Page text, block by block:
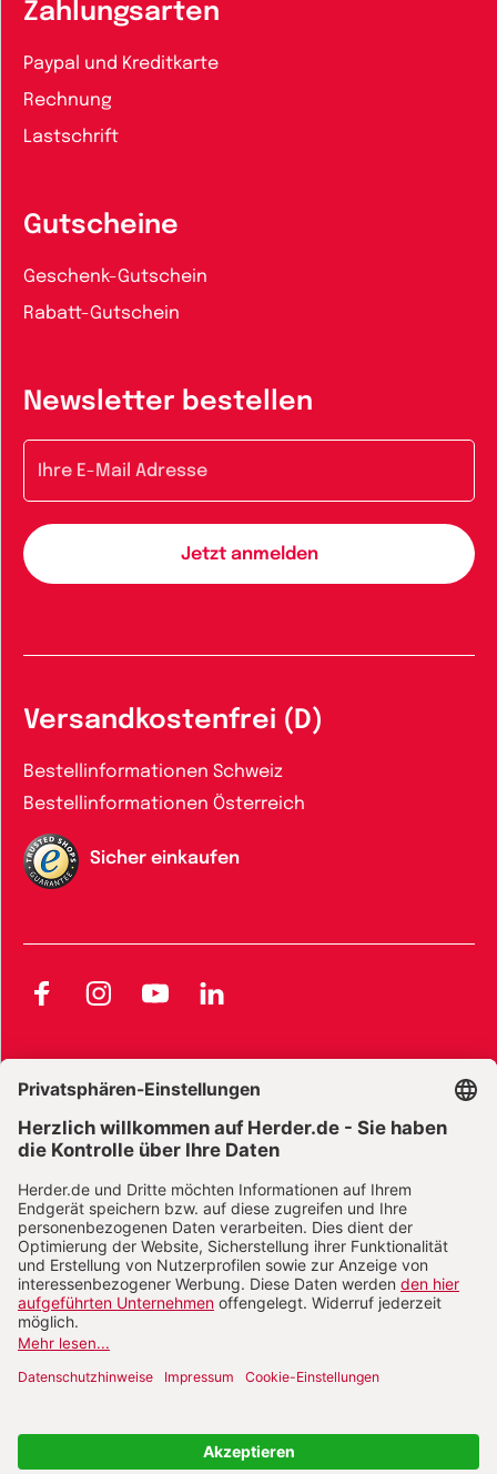
Zahlungsarten
Paypal und Kreditkarte
Rechnung
Lastschrift
Gutscheine
Geschenk-Gutschein
Rabatt-Gutschein
Newsletter bestellen
Versandkostenfrei (D)
Bestellinformationen Schweiz
Bestellinformationen Österreich
Sicher einkaufen
FacebookInstagramYouTubeLinkedIn
Widerrufsbelehrung E-Books
Widerrufsbelehrung Zeitschriften Datenschutz
Datenschutz Social Media Barrierefreiheit
Vertrag widerrufen